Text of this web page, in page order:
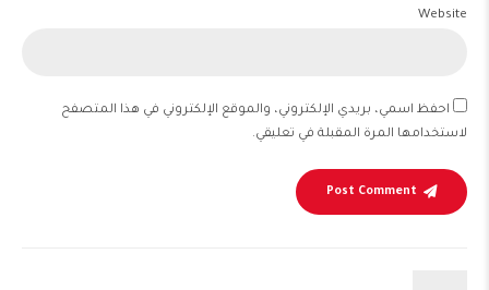
Website
احفظ اسمي، بريدي الإلكتروني، والموقع الإلكتروني في هذا المتصفح
لاستخدامها المرة المقبلة في تعليقي.
Post Comment